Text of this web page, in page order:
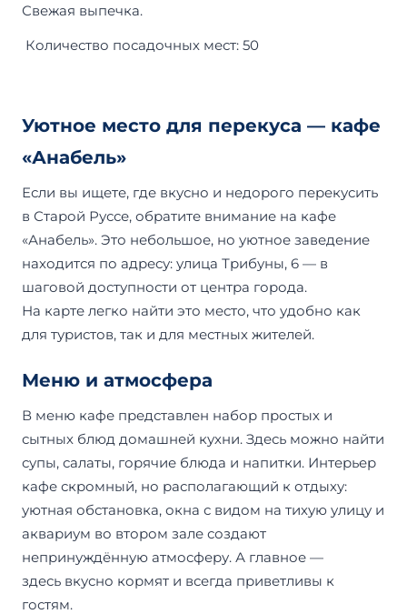
Свежая выпечка.
Количество посадочных мест: 50
Уютное место для перекуса — кафе
«Анабель»
Если вы ищете, где вкусно и недорого перекусить
в Старой Руссе, обратите внимание на кафе
«Анабель». Это небольшое, но уютное заведение
находится по адресу: улица Трибуны, 6 — в
шаговой доступности от центра города.
На карте легко найти это место, что удобно как
для туристов, так и для местных жителей.
Меню и атмосфера
В меню кафе представлен набор простых и
сытных блюд домашней кухни. Здесь можно найти
супы, салаты, горячие блюда и напитки. Интерьер
кафе скромный, но располагающий к отдыху:
уютная обстановка, окна с видом на тихую улицу и
аквариум во втором зале создают
непринуждённую атмосферу. А главное —
здесь вкусно кормят и всегда приветливы к
гостям.